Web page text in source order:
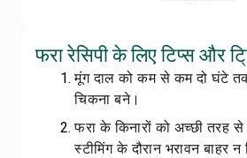
फरा रेसिपी के लिए टिप्स और
मूंग दाल को कम से कम दो घंटे तक
चिकना बने।
फरा के किनारों को अच्छी तरह
स्टीमिंग के दौरान भरावन बाहर